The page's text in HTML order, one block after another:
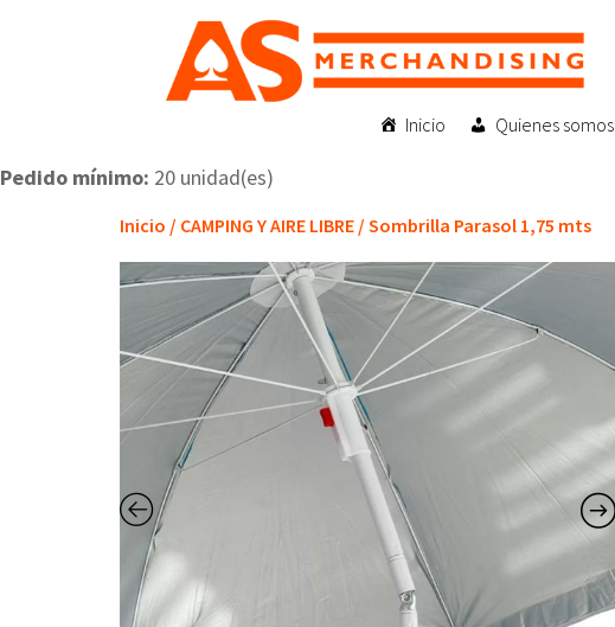
Inicio Quienes somos
Pedido mínimo: 20 unidad(es)
Inicio / CAMPING Y AIRE LIBRE/ Sombrilla Parasol 1,75 mts